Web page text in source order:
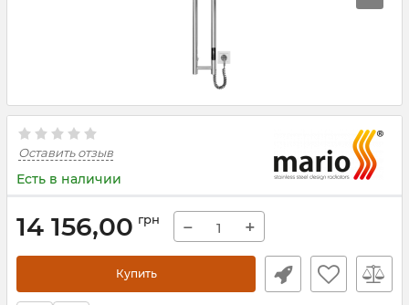
Оставить отзыв
Есть в наличии
14 156,00 грн − +
Купить